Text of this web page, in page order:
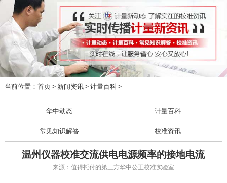
当前位置： 首页> 新闻资讯> 计量百科>
华中动态 计量百科
常见知识解答 校准资讯
温州仪器校准交流供电电源频率的接地电流
来源：值得托付的第三方华中公正校准实验室